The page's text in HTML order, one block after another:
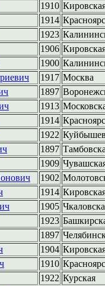
1910
1914
1923
1906
1900
1917 Москва
1897
1913
1914
1922
1897
1909
1902
1914
1905
1923
1897
1904
1910
1922 Курская